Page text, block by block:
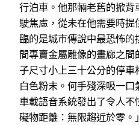
行泊車。他那輛老舊的掀
駛焦慮，從未在他需要時
臨的是城市傳說中最恐怖
間專賣金屬雕像的畫廊之
子尺寸小上三十公分的停
白色粉末。何手殘深吸一
車載語音系統發出了令人
礙物距離：無限趨近於零